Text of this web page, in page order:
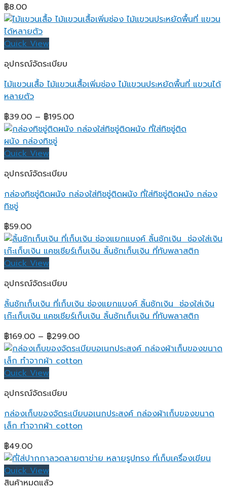
฿8.00
Quick View
อุปกรณ์จัดระเบียบ
ไม้แขวนเสื้อ ไม้แขวนเสื้อเพิ่มช่อง ไม้แขวนประหยัดพื้นที่ แขวนได้
หลายตัว
฿39.00 – ฿195.00Price
range:
Quick View
อุปกรณ์จัดระเบียบ
กล่องทิชชู่ติดผนัง กล่องใส่ทิชชู่ติดผนัง ที่ใส่ทิชชู่ติดผนัง กล่อง
ทิชชู่
฿59.00
Quick View
อุปกรณ์จัดระเบียบ
ลิ้นชักเก็บเงิน ที่เก็บเงิน ช่องแยกแบงค์ ลิ้นชักเงิน ช่องใส่เงิน
เก๊ะเก็บเงิน แคชเชียร์เก็บเงิน ลิ้นชักเก็บเงิน ที่ทับพลาสติก
฿169.00 – ฿299.00Price
range:
฿169.00
Quick View
อุปกรณ์จัดระเบียบ
กล่องเก็บของจัดระเบียบอเนกประสงค์ กล่องผ้าเก็บของขนาด
เล็ก ทำจากผ้า cotton
฿49.00
Quick View
สินค้าหมดแล้ว